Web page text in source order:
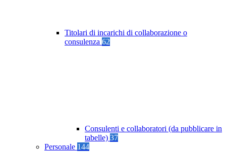
Titolari di incarichi di collaborazione o
consulenza 62
Consulenti e collaboratori (da pubblicare in
tabelle) 37
Personale 144